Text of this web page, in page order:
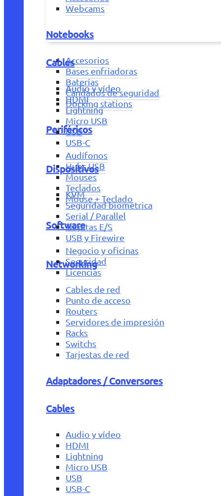
Webcams
Notebooks
Accesorios
Bases enfriadoras
Baterías
Candados de seguridad
Docking stations
Periféricos
Audífonos
Hubs USB
Mouses
Teclados
Mouse + Teclado
Software
Negocio y oficinas
Seguridad
Licencias
Cables
Audio y vídeo
HDMI
Lightning
Micro USB
USB
USB-C
Dispositivos
KVM
Seguridad biométrica
Serial / Parallel
Tarjetas E/S
USB y Firewire
Networking
Cables de red
Punto de acceso
Routers
Servidores de impresión
Racks
Switchs
Tarjestas de red
Adaptadores / Conversores
Cables
Audio y vídeo
HDMI
Lightning
Micro USB
USB
USB-C